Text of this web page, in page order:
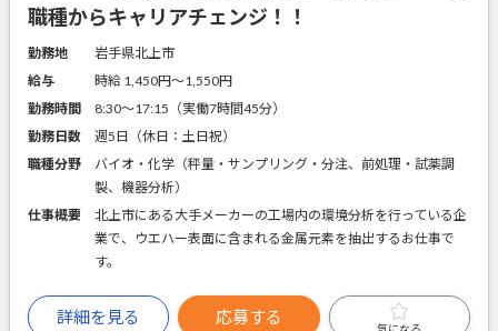
職種からキャリアチェンジ！！
勤務地
岩手県北上市
給与
時給 1,450円〜1,550円
勤務時間
8:30～17:15（実働7時間45分）
勤務日数
週5日（休日：土日祝）
職種分野
バイオ・化学（秤量・サンプリング・分注、前処理・試薬調
製、機器分析）
仕事概要
北上市にある大手メーカーの工場内の環境分析を行っている企
業で、ウエハー表面に含まれる金属元素を抽出するお仕事で
す。
詳細を見る 応募する